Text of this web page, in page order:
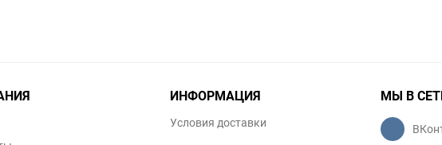
ИНФОРМАЦИЯ
Условия доставки
МЫ В